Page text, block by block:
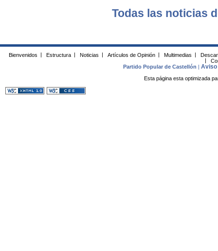
Todas las noticias
Bienvenidos Estructura Noticias Artículos de Opinión Multimedias
Partido Popular de Castellón
|Aviso
Esta página esta optimizada